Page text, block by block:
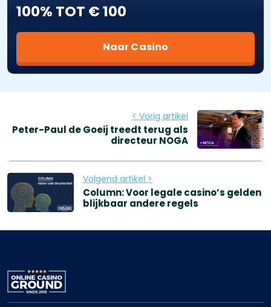
100% TOT € 100
Naar Casino
< Vorig artikel
Peter-Paul de Goeij treedt terug als
directeur NOGA
Volgend artikel >
Column: Voor legale casino’s gelden
blijkbaar andere regels